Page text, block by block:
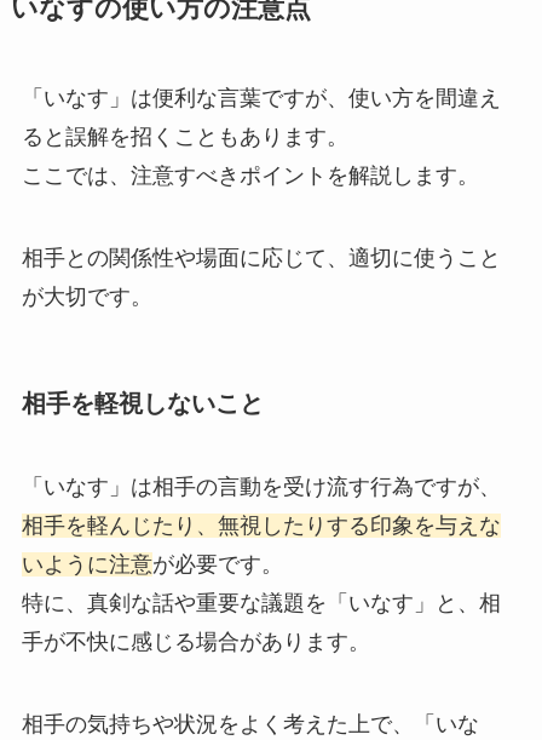
いなすの使い方の注意点
「いなす」は便利な言葉ですが、使い方を間違え
ると誤解を招くこともあります。
ここでは、注意すべきポイントを解説します。
相手との関係性や場面に応じて、適切に使うこと
が大切です。
相手を軽視しないこと
「いなす」は相手の言動を受け流す行為ですが、
相手を軽んじたり、無視したりする印象を与えな
いように注意が必要です。
特に、真剣な話や重要な議題を「いなす」と、相
手が不快に感じる場合があります。
相手の気持ちや状況をよく考えた上で、「いな